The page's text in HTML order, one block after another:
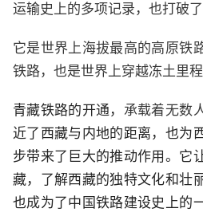
运输史上的多项记录，也打破了
它是世界上海拔最高的高原铁
铁路，也是世界上穿越冻土里程
青藏铁路的开通， 承载着无数
近了西藏与内地的距离，也为
步带来了巨大的推动作用。它
藏，了解西藏的独特文化和壮
也成为了中国铁路建设史上的